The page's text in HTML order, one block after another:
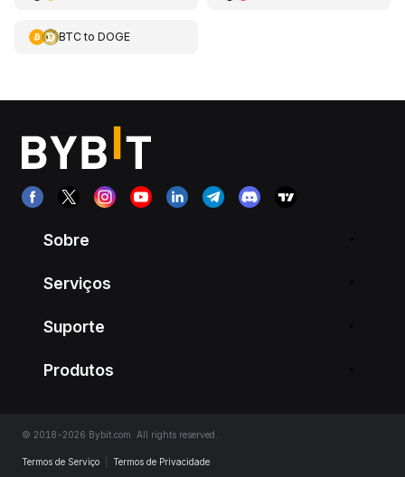
BTCto DOGE
Sobre
Serviços
Suporte
Produtos
© 2018-2026 Bybit.com. All rights reserved.
Termos de Serviço Termos de Privacidade